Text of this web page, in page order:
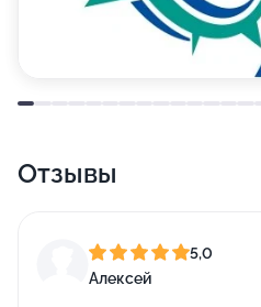
Отзывы
5,0
Алексей